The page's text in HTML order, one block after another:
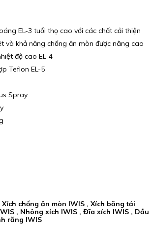
EL-3 tuổi thọ cao với các chất cải thiện
và khả năng chống ăn mòn được nâng cao
độ cao EL-4
Teflon EL-5
Spray
chống ăn mòn IWIS , Xích băng tải
, Nhông xích IWIS , Đĩa xích IWIS , Dầu
răng IWIS